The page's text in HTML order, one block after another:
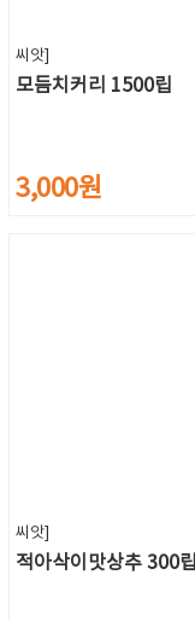
씨앗]
모듬치커리 1500립
3,000원
씨앗]
적아삭이맛상추 300립